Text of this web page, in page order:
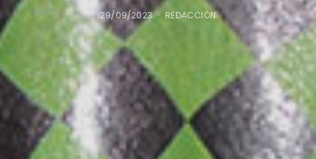
29/09/2023 REDACCIÓN